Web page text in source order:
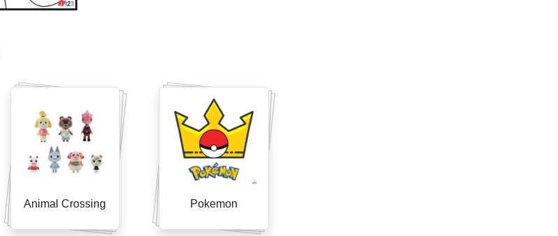
Animal Crossing Pokemon